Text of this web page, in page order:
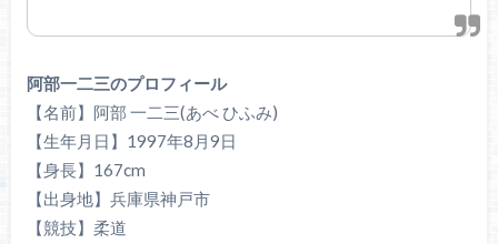
阿部一二三のプロフィール
【名前】阿部 一二三(あべ ひふみ)
【生年月日】1997年8月9日
【身長】167cm
【出身地】兵庫県神戸市
【競技】柔道